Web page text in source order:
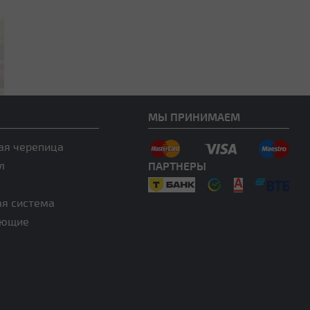
черепица
система
МЫ ПРИНИМАЕМ
ПАРТНЕРЫ